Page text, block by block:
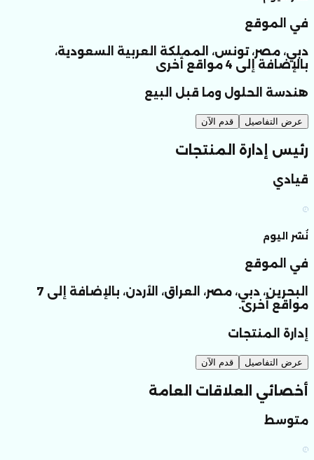
في الموقع
دبي، مصر، تونس، المملكة العربية السعودية،
بالإضافة إلى 4 مواقع أخرى
هندسة الحلول وما قبل البيع
عرض التفاصيل قدم الآن
رئيس إدارة المنتجات
قيادي
نُشر اليوم
في الموقع
البحرين، دبي، مصر، العراق، الأردن، بالإضافة إلى 7
مواقع أخرى.
إدارة المنتجات
عرض التفاصيل قدم الآن
أخصائي العلاقات العامة
متوسط